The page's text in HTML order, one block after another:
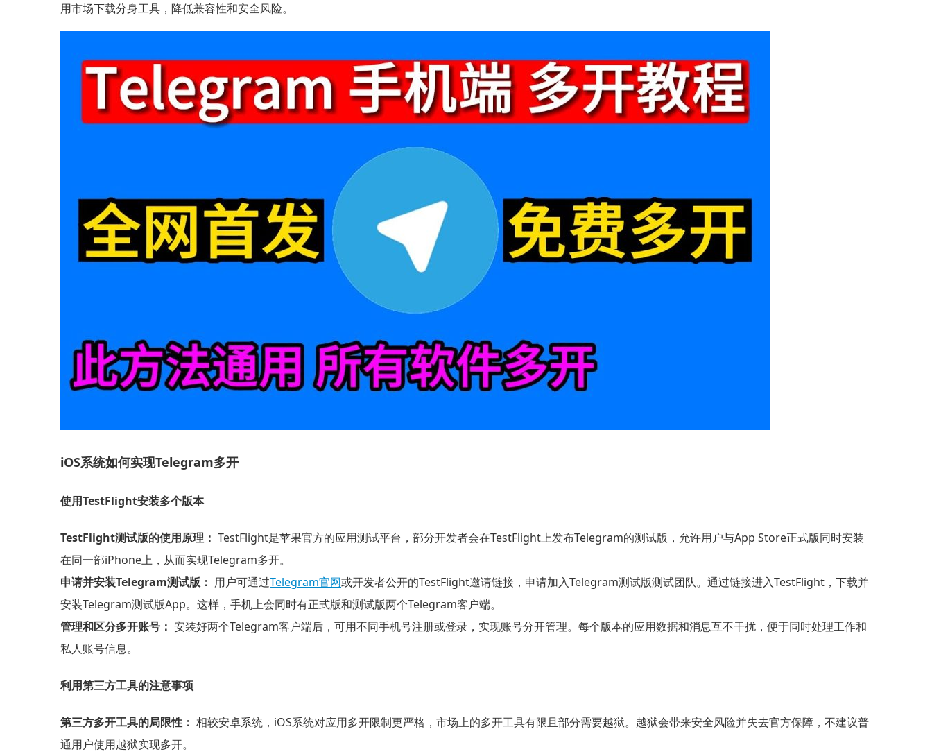
用市场下载分身工具，降低兼容性和安全风险。
iOS系统如何实现Telegram多开
使用TestFlight安装多个版本
TestFlight测试版的使用原理： TestFlight是苹果官方的应用测试平台，部分开发者会在TestFlight上发布Telegram的测试版，允许用户与App Store正式版同时安装
在同一部iPhone上，从而实现Telegram多开。
申请并安装Telegram测试版： 用户可通过Telegram官网或开发者公开的TestFlight邀请链接，申请加入Telegram测试版测试团队。通过链接进入TestFlight，下载并
安装Telegram测试版App。这样，手机上会同时有正式版和测试版两个Telegram客户端。
管理和区分多开账号： 安装好两个Telegram客户端后，可用不同手机号注册或登录，实现账号分开管理。每个版本的应用数据和消息互不干扰，便于同时处理工作和
私人账号信息。
利用第三方工具的注意事项
第三方多开工具的局限性： 相较安卓系统，iOS系统对应用多开限制更严格，市场上的多开工具有限且部分需要越狱。越狱会带来安全风险并失去官方保障，不建议普
通用户使用越狱实现多开。